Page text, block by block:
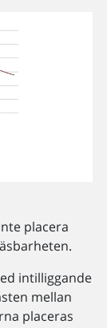
placera
intilliggande
mellan
placeras